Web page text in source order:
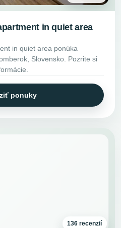
in quiet area
in quiet area ponúka
Slovensko. Pozrite si
ponuky
136 recenzií